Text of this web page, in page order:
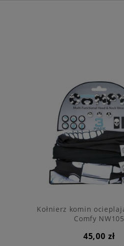
Kołnierz komin
Comfy NW105
45,00 zł